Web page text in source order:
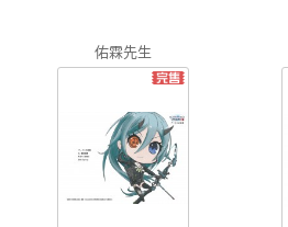
佑霖先生